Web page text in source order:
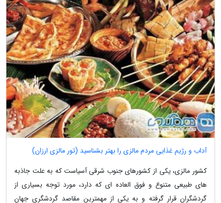
آداب و رژیم غذایی مردم مالزی را بهتر بشناسید (تور مالزی ارزان)
کشور مالزی، یکی از کشورهای جنوب شرقی آسیاست که به علت جاذبه
های طبیعی متنوع و فوق العاده ای که دارد، مورد توجه بسیاری از
گردشگران قرار گرفته و به یکی از مهمترین مقاصد گردشگری جهان